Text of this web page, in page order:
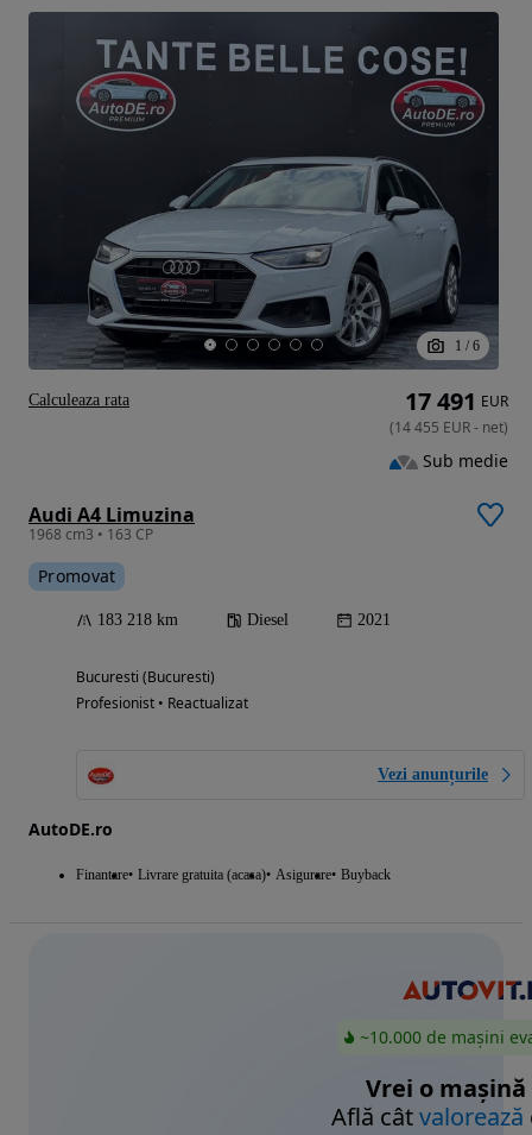
1 / 6
Audi A4 Limuzina
1968 cm3 • 163 CP
Promovat
183 218 km Diesel 2021
Bucuresti (Bucuresti)
Profesionist • Reactualizat
Vezi anunțurile
AutoDE.ro
Finantare Livrare gratuita (acasa) Asigurare Buyback
17 491 EUR
(14 455 EUR- net)
Sub medie
Calculeaza rata
~10.000 de mașini
Vrei o mașină
Află câtvalorează